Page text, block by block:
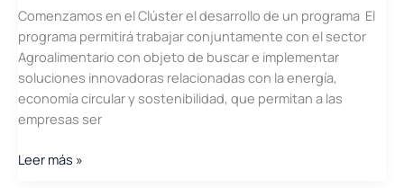
Comenzamos en el Clúster el desarrollo de un programa El
programa permitirá trabajar conjuntamente con el sector
Agroalimentario con objeto de buscar e implementar
soluciones innovadoras relacionadas con la energía,
economía circular y sostenibilidad, que permitan a las
empresas ser
Programa
Leer más »